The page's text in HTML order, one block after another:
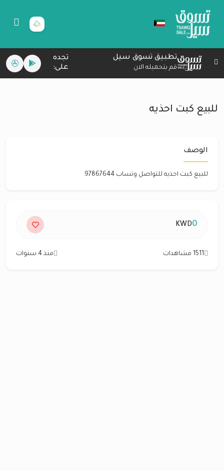
تطبيق تسوق سيل
قم بتحميله الان
تجده
على:
للبيع كبت احذيه
الوصف
للبيع كبت احذيه للتواصل وتساب 97867644
0
KWD
1511 مشاهدات منذ 4 سنوات